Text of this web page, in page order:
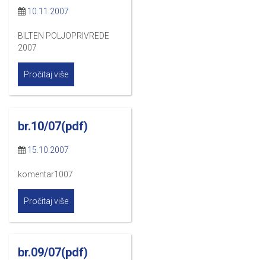
10.11.2007
BILTEN POLJOPRIVREDE
2007
Pročitaj više
br.10/07(pdf)
15.10.2007
komentar1007
Pročitaj više
br.09/07(pdf)